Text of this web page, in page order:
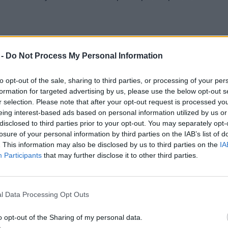
Do Not Process My Personal Information
opt-out of the sale, sharing to third parties, or processing of your
for targeted advertising by us, please use the below opt-out
selection. Please note that after your opt-out request is processed
interest-based ads based on personal information utilized by us
to third parties prior to your opt-out. You may separately
of your personal information by third parties on the IAB’s list of
This information may also be disclosed by us to third parties on the
Participants that may further disclose it to other third parties.
Data Processing Opt Outs
opt-out of the Sharing of my personal data.
še posebej pozoren. Pa vendar so še vedno
spletu res na hitro prišli do dodatnega zaslužka
ugotovijo, da temu ni tako in se radi opečejo pri
omrežju podjetju za trgovanje z valutami
vsaka sled. Mi bomo seveda naredili vse kar lahko
tiste, ki pa imate podobne načrte, o vlaganju
in če niste čisto prepričani o tem, da je to res
ki se je zgodila na parkirnem prostoru na
trčil v parkirano vozilo in s kraja pobegnil.